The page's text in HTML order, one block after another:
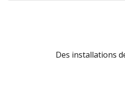
Des installations